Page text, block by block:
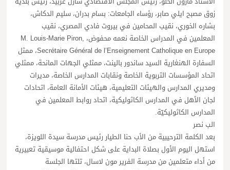
زوق مصبح ايلي صابر، رؤساء الجامعات: بسام بدران، سليم الدكاش،
بشاره الخوري، نقيب المحامين في بيروت فادي المصري، نقيب
المعلمين في المدراس الخاصة نعمه محفوض، M. Louis-Marie Piron,
Secrétaire Général de l’Enseignement Catholique en Europe، ممثل
السفارة الهنغارية السيد ساندور بالينت، ممثلي الجهات المانحة، ممثلي
اتحاد المؤسسات التربوية الخاصة ونقابات المدارس الخاصة، مديرات
ومديري المدارس والهيئات التعليمية، هيئات الأمانة العامة، اتحادات
لجان الأهل في المدارس الكاثوليكية، اتحاد روابط المعلمين في
المدارس الكاثوليكيّة.
الب نصر
بعد الكلمة الترحيبية من الأب حنا الطيار رئيس مدرسة سيدة اللويزة،
استهل اليوم الأول بصلاة البداية على شكل احتفالية موسيقية تعبيرية
من أداء متعلمين من مدرسة الفرير مون لاسال، تلتها الجلسة